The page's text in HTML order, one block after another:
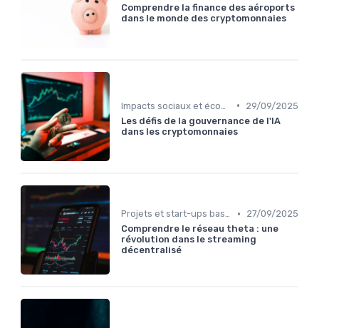
Comprendre la finance des aéroports
dans le monde des cryptomonnaies
•
29/09/2025
Les défis de la gouvernance de l'IA
dans les cryptomonnaies
Projets et start-ups basés sur les cryptos •
27/09/2025
Comprendre le réseau theta : une
révolution dans le streaming
décentralisé